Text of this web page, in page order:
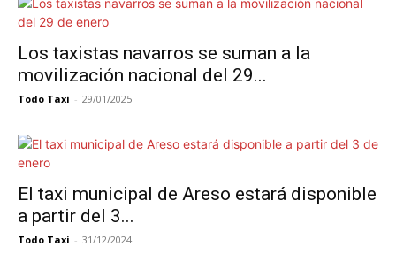
Los taxistas navarros se suman a la
movilización nacional del 29...
Todo Taxi - 29/01/2025
El taxi municipal de Areso estará disponible
a partir del 3...
Todo Taxi - 31/12/2024